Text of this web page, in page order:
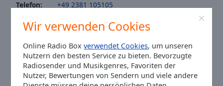
Wir verwenden Cookies
Online Radio Boxverwendet Cookies, um unseren
Nutzern den besten Service zu bieten. Bevorzugte
Radiosender und Musikgenres, Favoriten der
Nutzer, Bewertungen von Sendern und viele andere
Edge
Family
Telefon:
+49 2381 105105
Email:
redaktion@lippewelle.de
Facebook:
@Lippewelle
Instagram: @lippewellehamm
Youtube:
@Lippewelle